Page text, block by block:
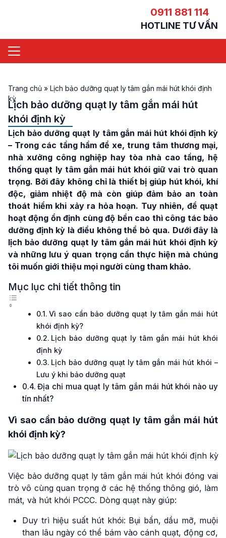
0911 881 114
HOTLINE TƯ VẤN
Trang chủ » Lịch bảo dưỡng quạt ly tâm gắn mái hút khói định
kỳ
Lịch bảo dưỡng quạt ly tâm gắn mái hút
khói định kỳ
Lịch bảo dưỡng quạt ly tâm gắn mái hút khói định kỳ
– Trong các tầng hầm để xe, trung tâm thương mại,
nhà xưởng công nghiệp hay tòa nhà cao tầng, hệ
thống quạt ly tâm gắn mái hút khói giữ vai trò quan
trọng. Bởi đây không chỉ là thiết bị giúp hút khói, khí
độc, giảm nhiệt độ mà còn giúp đảm bảo an toàn
thoát hiểm khi xảy ra hỏa hoạn. Tuy nhiên, để quạt
hoạt động ổn định cùng độ bền cao thì công tác bảo
dưỡng định kỳ là điều không thể bỏ qua. Dưới đây là
lịch bảo dưỡng quạt ly tâm gắn mái hút khói định kỳ
và những lưu ý quan trọng cần thực hiện mà chúng
tôi muốn giới thiệu mọi người cùng tham khảo.
Mục lục chi tiết thông tin
Vì sao cần bảo dưỡng quạt ly tâm gắn mái hút
khói định kỳ?
Lịch bảo dưỡng quạt ly tâm gắn mái hút khói
định kỳ
Lịch bảo dưỡng quạt ly tâm gắn mái hút khói –
Lưu ý khi bảo dưỡng quạt
Địa chỉ mua quạt ly tâm gắn mái hút khói nào uy
tín nhất?
Vì sao cần bảo dưỡng quạt ly tâm gắn mái hút
khói định kỳ?
Việc bảo dưỡng quạt ly tâm gắn mái hút khói đóng vai
trò vô cùng quan trọng ở các hệ thống thông gió, làm
mát, và hút khói PCCC. Dòng quạt này giúp:
Duy trì hiệu suất hút khói: Bụi bẩn, dầu mỡ, muội
than lâu ngày có thể bám vào cánh quạt, động cơ,